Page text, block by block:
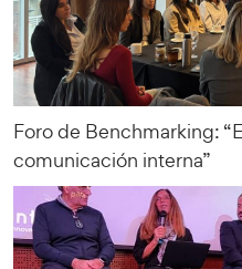
Foro de Benchmarking:
comunicación interna”